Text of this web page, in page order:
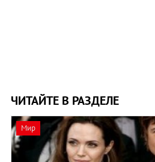
ЧИТАЙТЕ В РАЗДЕЛЕ
Мир